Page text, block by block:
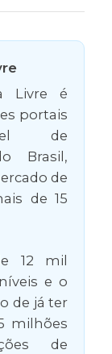
Livre é
portais
de
Brasil,
de
de 15
12 mil
e o
de já ter
milhões
de